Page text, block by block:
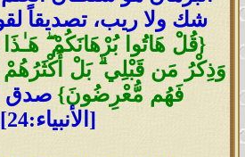
شك ولا ريب، تصديقاً
{قُلْ هَاتُوا بُرْهَانَكُمْۖ
وَذِكْرُ مَن قَبْلِيۗ بَلْ
فَهُم مُّعْرِضُونَ} صدق
[الأنبياء:24].